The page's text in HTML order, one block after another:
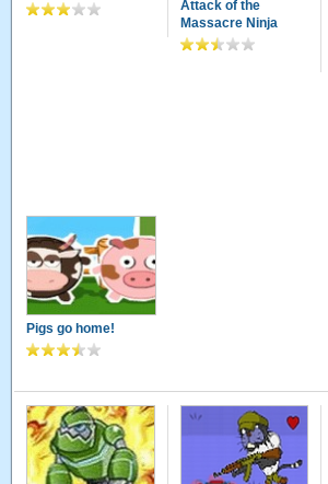
Attack of the
Massacre Ninja
Pigs go home!